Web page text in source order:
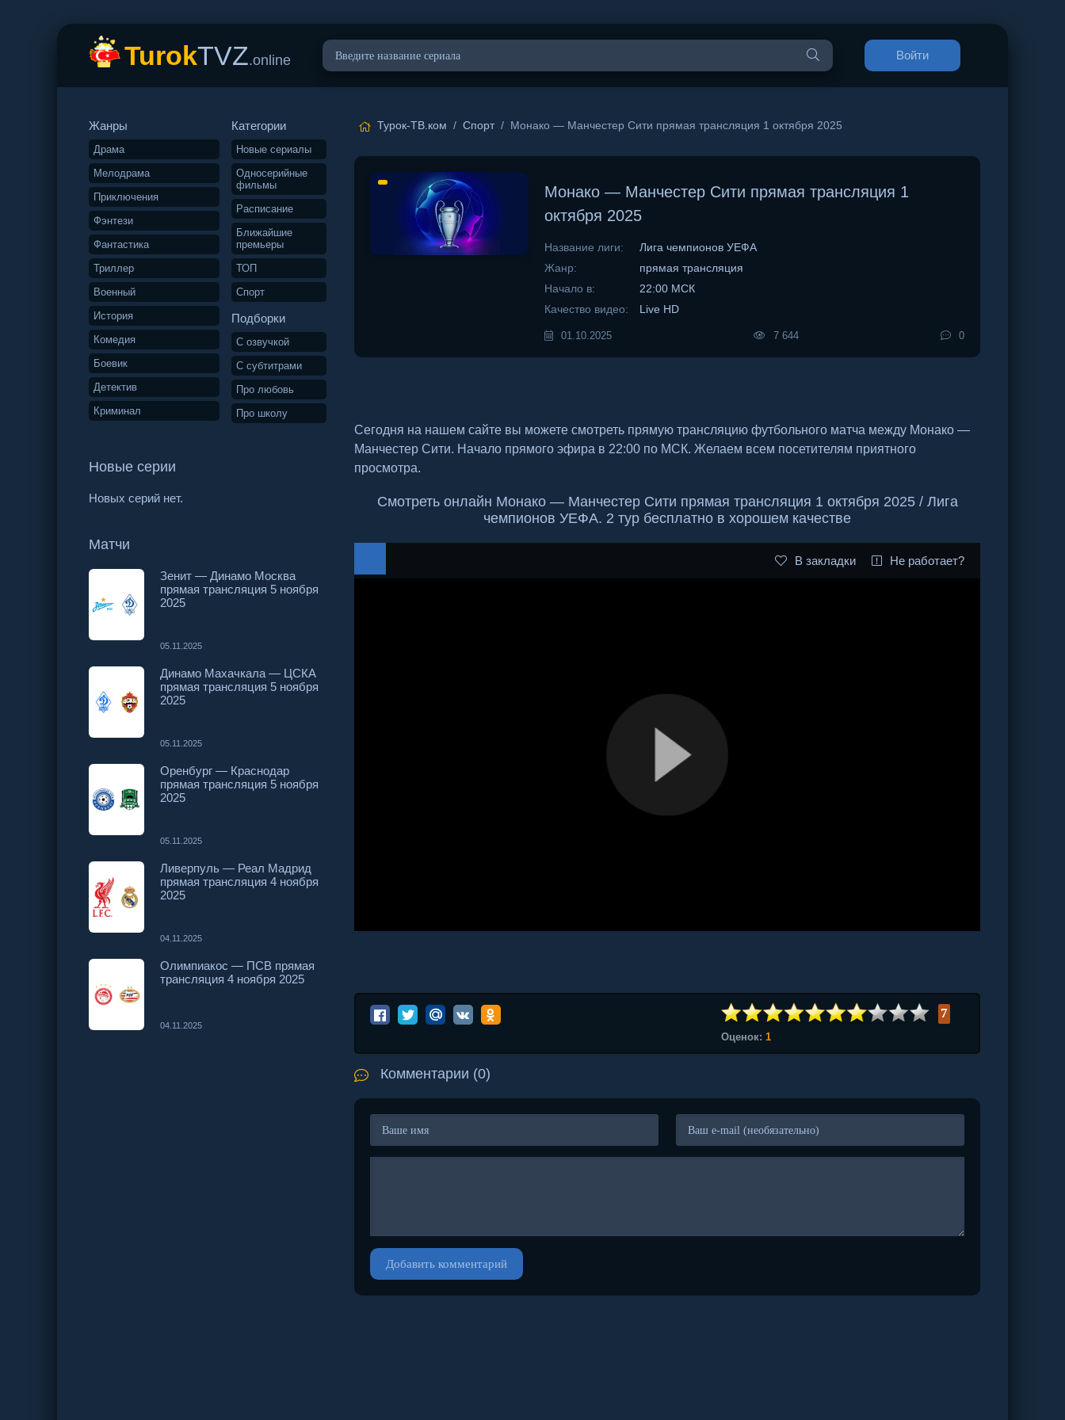
TurokTVZ.online Войти
Жанры
Драма
Мелодрама
Приключения
Фэнтези
Фантастика
Триллер
Военный
История
Комедия
Боевик
Детектив
Криминал
Категории
Новые сериалы
Односерийные
фильмы
Расписание
Ближайшие
премьеры
ТОП
Спорт
Подборки
С озвучкой
С субтитрами
Про любовь
Про школу
Новые серии
Новых серий нет.
Матчи
Зенит — Динамо Москва
прямая трансляция 5 ноября
2025
05.11.2025
Динамо Махачкала — ЦСКА
прямая трансляция 5 ноября
2025
05.11.2025
Оренбург — Краснодар
прямая трансляция 5 ноября
2025
05.11.2025
Ливерпуль — Реал Мадрид
прямая трансляция 4 ноября
2025
04.11.2025
Олимпиакос — ПСВ прямая
трансляция 4 ноября 2025
04.11.2025
Турок-ТВ.ком / Спорт/ Монако — Манчестер Сити прямая трансляция 1 октября 2025
Монако — Манчестер Сити прямая трансляция 1
октября 2025
Название лиги:
Лига чемпионов УЕФА
Жанр:
прямая трансляция
Начало в:
22:00 МСК
Качество видео:
Live HD
01.10.2025 7 644 0
Сегодня на нашем сайте вы можете смотреть прямую трансляцию футбольного матча между Монако —
Манчестер Сити. Начало прямого эфира в 22:00 по МСК. Желаем всем посетителям приятного
просмотра.
Смотреть онлайн Монако — Манчестер Сити прямая трансляция 1 октября 2025 / Лига
чемпионов УЕФА. 2 тур бесплатно в хорошем качестве
В закладки Не работает?
7
Оценок: 1
Комментарии (0)
Добавить комментарий